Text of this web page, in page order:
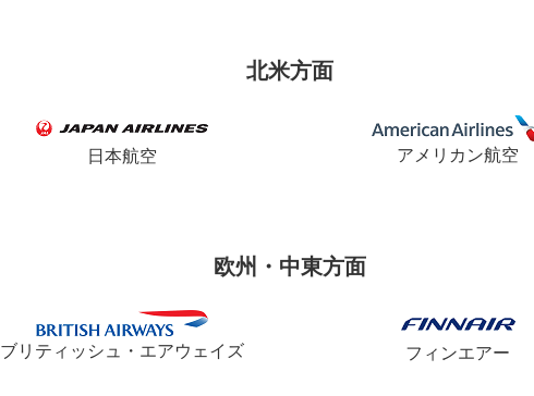
北米方面
日本航空 アメリカン航空
欧州・中東方面
ブリティッシュ・エアウェイズ フィンエアー